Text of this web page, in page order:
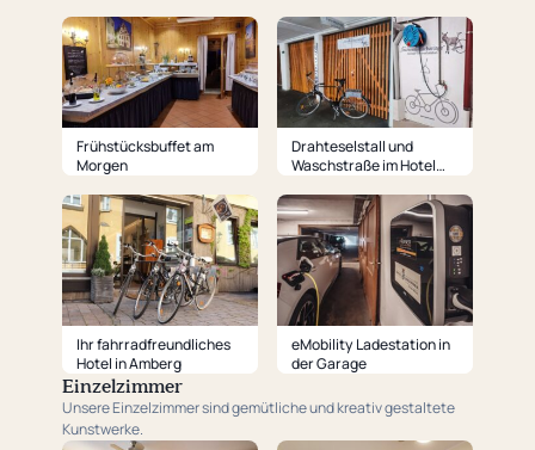
Frühstücksbuffet am
Morgen
Drahteselstall und
Waschstraße im Hotel
Ihr fahrradfreundliches
Hotel in Amberg
eMobility Ladestation in
der Garage
Einzelzimmer
Unsere Einzelzimmer sind gemütliche und kreativ gestaltete
Kunstwerke.